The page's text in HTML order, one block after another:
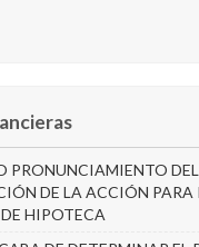
PRONUNCIAMIENTO DEL
DE LA ACCIÓN PARA
HIPOTECA